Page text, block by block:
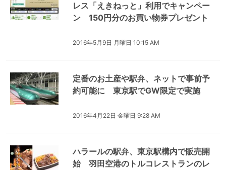
レス「えきねっと」利用でキャンペー
ン 150円分のお買い物券プレゼント
2016年5月9日 月曜日 10:15 AM
定番のお土産や駅弁、ネットで事前予
約可能に 東京駅でGW限定で実施
2016年4月22日 金曜日 9:28 AM
ハラールの駅弁、東京駅構内で販売開
始 羽田空港のトルコレストランのレ